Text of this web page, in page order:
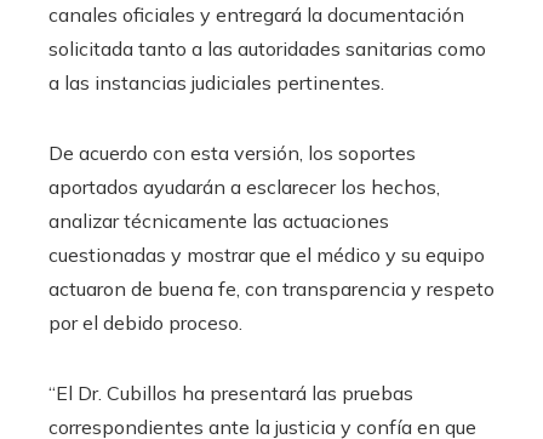
canales oficiales y entregará la documentación
solicitada tanto a las autoridades sanitarias como
a las instancias judiciales pertinentes.
De acuerdo con esta versión, los soportes
aportados ayudarán a esclarecer los hechos,
analizar técnicamente las actuaciones
cuestionadas y mostrar que el médico y su equipo
actuaron de buena fe, con transparencia y respeto
por el debido proceso.
“El Dr. Cubillos ha presentará las pruebas
correspondientes ante la justicia y confía en que